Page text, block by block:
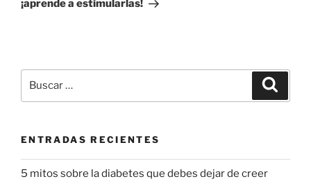
¡aprende a estimularlas!
por:
ENTRADAS RECIENTES
5 mitos sobre la diabetes que debes dejar de creer